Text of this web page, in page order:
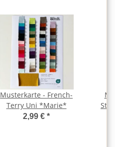
Musterkarte - French-
Terry Uni *Marie*
2,99 € *